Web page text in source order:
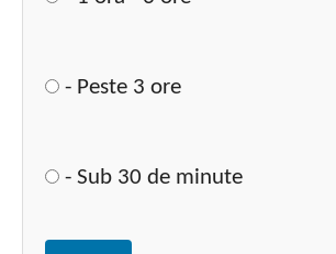
- Peste 3 ore
- Sub 30 de minute